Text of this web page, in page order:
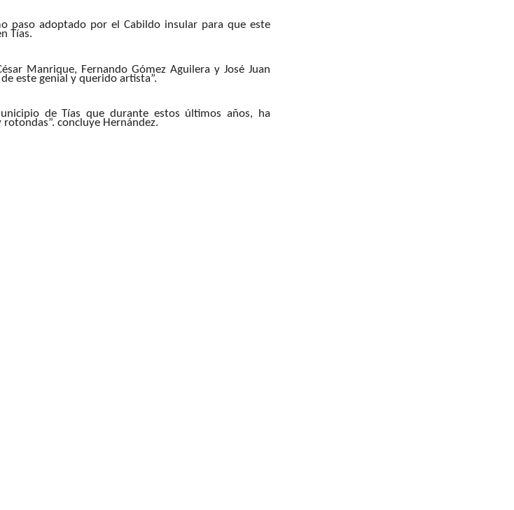
paso adoptado por el Cabildo insular para que este
Tías.
Manrique, Fernando Gómez Aguilera y José Juan
este genial y querido artista”.
de Tías que durante estos últimos años, ha
concluye Hernández.